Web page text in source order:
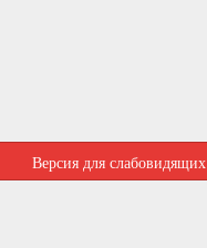
Версия для слабовидящих